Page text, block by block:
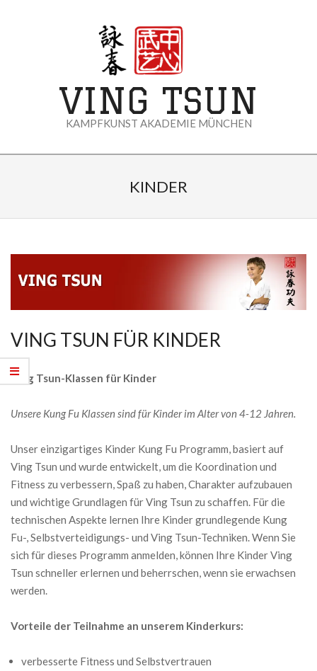
VING TSUN
KAMPFKUNST AKADEMIE MÜNCHEN
KINDER
VING TSUN FÜR KINDER
Ving Tsun-Klassen für Kinder
Unsere Kung Fu Klassen sind für Kinder im Alter von 4-12 Jahren.
Unser einzigartiges Kinder Kung Fu Programm, basiert auf
Ving Tsun und wurde entwickelt, um die Koordination und
Fitness zu verbessern, Spaß zu haben, Charakter aufzubauen
und wichtige Grundlagen für Ving Tsun zu schaffen. Für die
technischen Aspekte lernen Ihre Kinder grundlegende Kung
Fu-, Selbstverteidigungs- und Ving Tsun-Techniken. Wenn Sie
sich für dieses Programm anmelden, können Ihre Kinder Ving
Tsun schneller erlernen und beherrschen, wenn sie erwachsen
werden.
Vorteile der Teilnahme an unserem Kinderkurs:
verbesserte Fitness und Selbstvertrauen